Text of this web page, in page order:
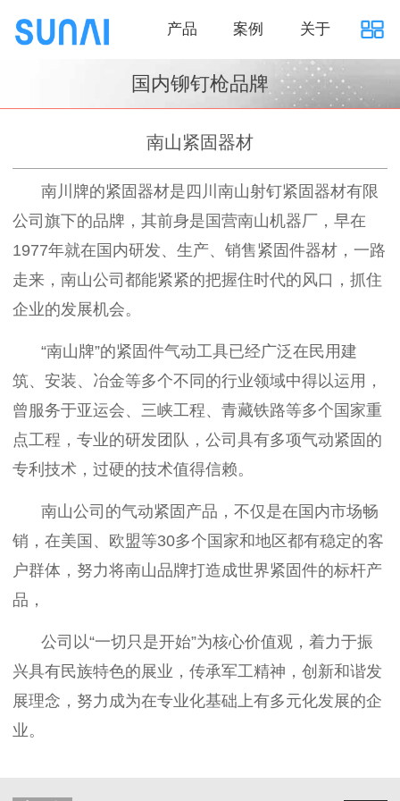
产品 案例 关于
国内铆钉枪品牌
南山紧固器材
南川牌的紧固器材是四川南山射钉紧固器材有限
公司旗下的品牌，其前身是国营南山机器厂，早在
1977年就在国内研发、生产、销售紧固件器材，一路
走来，南山公司都能紧紧的把握住时代的风口，抓住
企业的发展机会。
“南山牌”的紧固件气动工具已经广泛在民用建
筑、安装、冶金等多个不同的行业领域中得以运用，
曾服务于亚运会、三峡工程、青藏铁路等多个国家重
点工程，专业的研发团队，公司具有多项气动紧固的
专利技术，过硬的技术值得信赖。
南山公司的气动紧固产品，不仅是在国内市场畅
销，在美国、欧盟等30多个国家和地区都有稳定的客
户群体，努力将南山品牌打造成世界紧固件的标杆产
品，
公司以“一切只是开始”为核心价值观，着力于振
兴具有民族特色的展业，传承军工精神，创新和谐发
展理念，努力成为在专业化基础上有多元化发展的企
业。